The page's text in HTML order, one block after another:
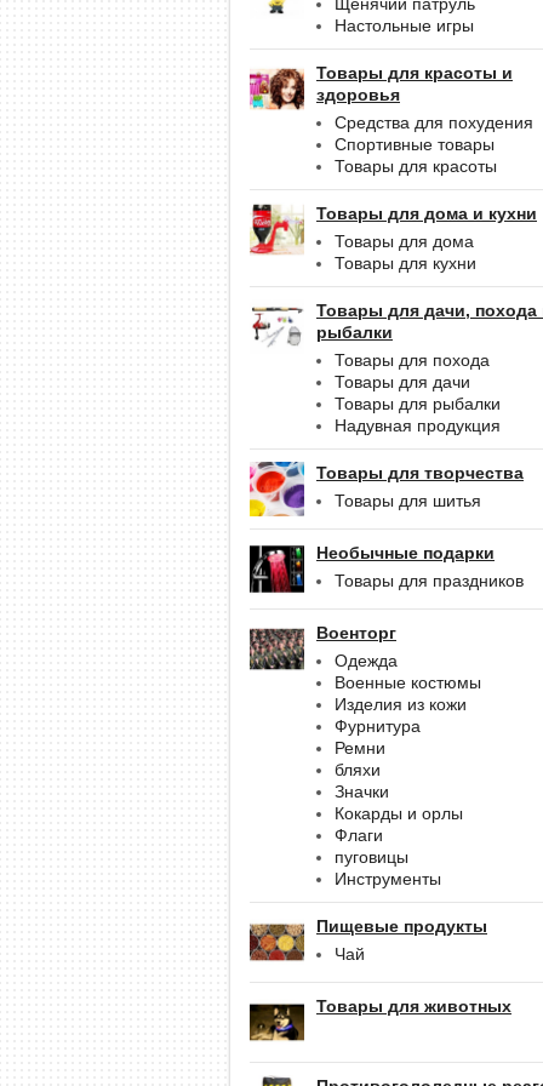
Настольные игры
Товары для красоты и
здоровья
Средства для похудения
Спортивные товары
Товары для красоты
Товары для дома и кухни
Товары для дома
Товары для кухни
Товары для дачи, похода
рыбалки
Товары для похода
Товары для дачи
Товары для рыбалки
Надувная продукция
Товары для творчества
Товары для шитья
Необычные подарки
Товары для праздников
Военторг
Одежда
Военные костюмы
Изделия из кожи
Фурнитура
Ремни
бляхи
Значки
Кокарды и орлы
Флаги
пуговицы
Инструменты
Пищевые продукты
Чай
Товары для животных